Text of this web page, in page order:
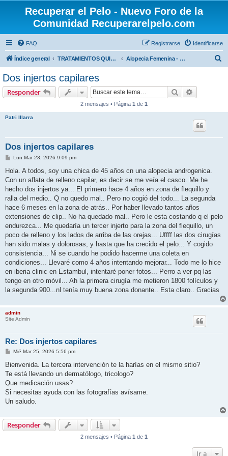
Recuperar el Pelo - Nuevo Foro de la
Comunidad Recuperarelpelo.com
FAQ Identificarse
Registrarse
Índice general TRATAMIENTOS QUIRÚRGICOS Alopecia Femenina - Trasplante Capilar
Dos injertos capilares
Responder Buscar
2 mensajes • Página 1 de 1
Patri Illarra
Dos injertos capilares
M
n
a
j
Lun Mar 23, 2026 9:09 pm
Hola. A todos, soy una chica de 45 años cn una alopecia androgenica.
Con un aflata de relleno capilar, es decir se me veía el casco. Me he
hecho dos injertos ya... El primero hace 4 años en zona de flequillo y
ralla del medio.. Q no quedo mal.. Pero no cogió del todo... La segunda
hace 6 meses en la zona de atrás.. Por haber llevado tantos años
extensiones de clip.. No ha quedado mal.. Pero le esta costando q el pelo
endurezca... Me quedaría un tercer injerto para la zona del flequillo, un
poco de relleno y los lados de arriba de las orejas... Uffff las dos cirugías
han sido malas y dolorosas, y hasta que ha crecido el pelo... Y cogido
consistencia... Ni se cuando he podido hacerme una coleta en
condiciones... Llevaré como 4 años intentando mejorar... Todo me lo hice
en iberia clinic en Estambul, intentaré poner fotos... Perro a ver pq las
tengo en otro móvil... Ah la primera cirugía me metieron 1800 folículos y
la segunda 900...nl tenía muy buena zona donante.. Esta claro.. Gracias
admin
Site Admin
Re: Dos injertos capilares
M
n
a
j
Mié Mar 25, 2026 5:56 pm
Bienvenida. La tercera intervención te la harías en el mismo sitio?
Te está llevando un dermatólogo, tricologo?
Que medicación usas?
Si necesitas ayuda con las fotografías avísame.
Un saludo.
Responder
2 mensajes • Página 1 de 1
Ir a